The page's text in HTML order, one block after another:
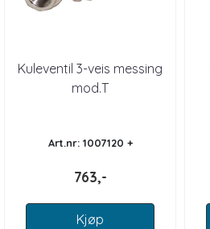
Kuleventil 3-veis messing
mod.T
Art.nr: 1007120 +
763,-
Kjøp